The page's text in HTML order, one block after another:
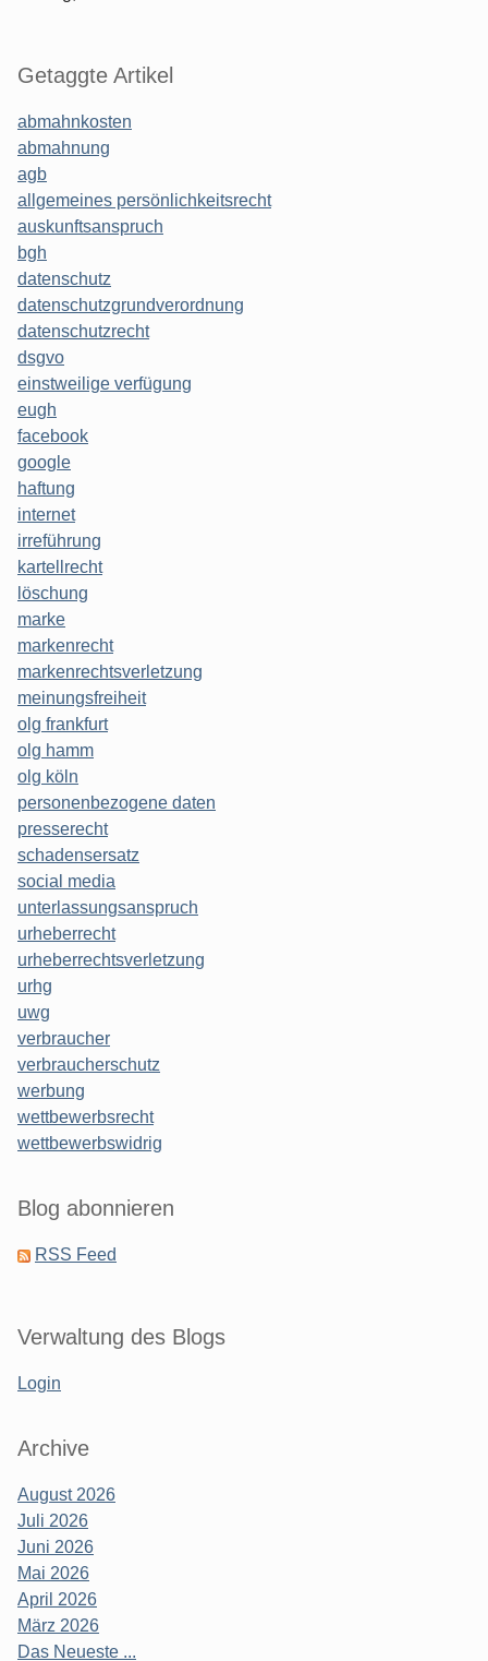
Getaggte Artikel
abmahnkosten
abmahnung
agb
allgemeines persönlichkeitsrecht
auskunftsanspruch
bgh
datenschutz
datenschutzgrundverordnung
datenschutzrecht
dsgvo
einstweilige verfügung
eugh
facebook
google
haftung
internet
irreführung
kartellrecht
löschung
marke
markenrecht
markenrechtsverletzung
meinungsfreiheit
olg frankfurt
olg hamm
olg köln
personenbezogene daten
presserecht
schadensersatz
social media
unterlassungsanspruch
urheberrecht
urheberrechtsverletzung
urhg
uwg
verbraucher
verbraucherschutz
werbung
wettbewerbsrecht
wettbewerbswidrig
Blog abonnieren
RSS Feed
Verwaltung des Blogs
Login
Archive
August 2026
Juli 2026
Juni 2026
Mai 2026
April 2026
März 2026
Das Neueste ...